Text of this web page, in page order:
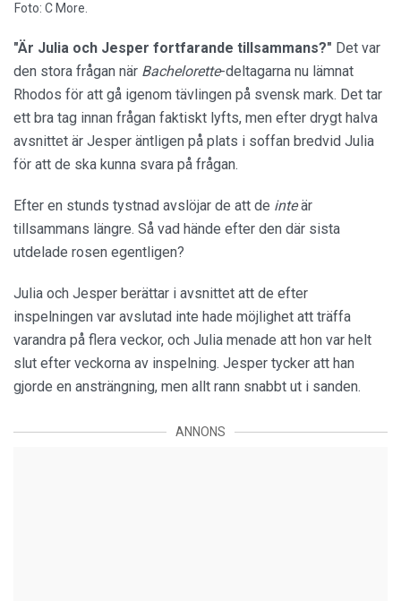
Foto: C More.
"Är Julia och Jesper fortfarande tillsammans?" Det var
den stora frågan när Bachelorette-deltagarna nu lämnat
Rhodos för att gå igenom tävlingen på svensk mark. Det tar
ett bra tag innan frågan faktiskt lyfts, men efter drygt halva
avsnittet är Jesper äntligen på plats i soffan bredvid Julia
för att de ska kunna svara på frågan.
Efter en stunds tystnad avslöjar de att de inteär
tillsammans längre. Så vad hände efter den där sista
utdelade rosen egentligen?
Julia och Jesper berättar i avsnittet att de efter
inspelningen var avslutad inte hade möjlighet att träffa
varandra på flera veckor, och Julia menade att hon var helt
slut efter veckorna av inspelning. Jesper tycker att han
gjorde en ansträngning, men allt rann snabbt ut i sanden.
ANNONS